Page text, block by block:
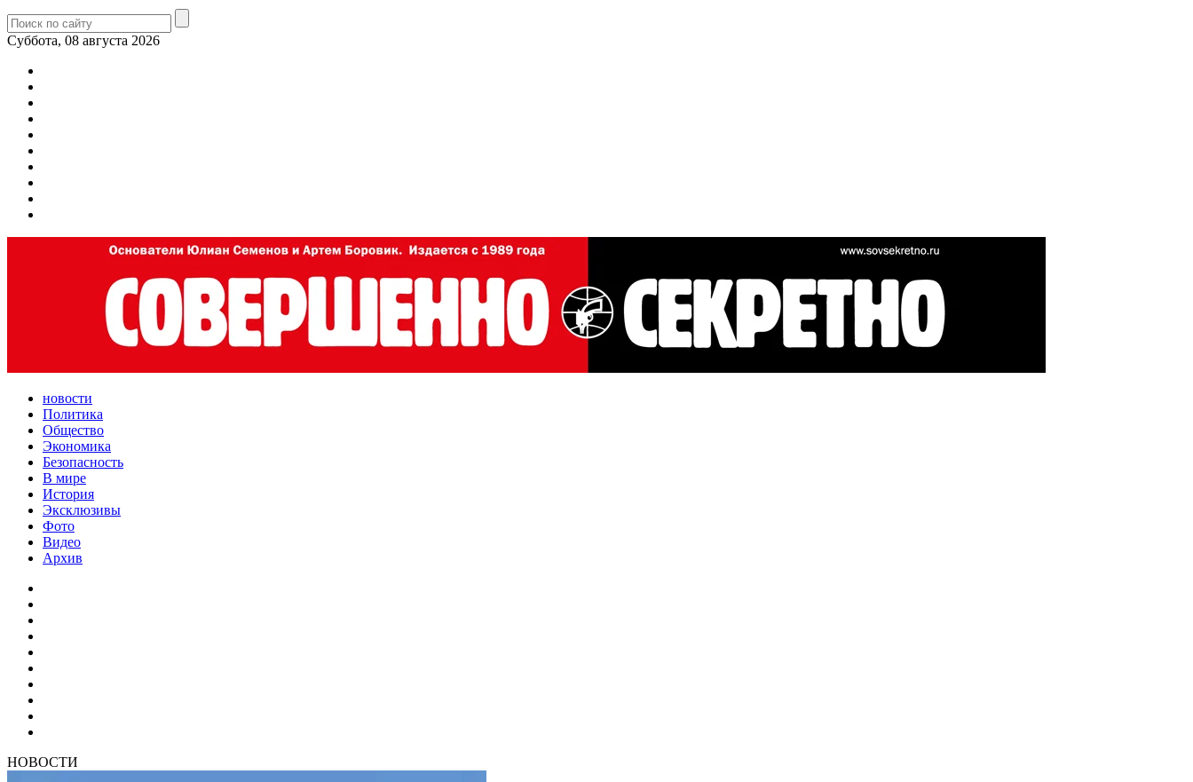
Суббота, 08 августа 2026
новости
Политика
Общество
Экономика
Безопасность
В мире
История
Эксклюзивы
Фото
Видео
Архив
НОВОСТИ